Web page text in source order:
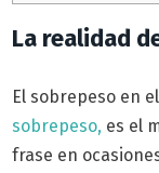
La realidad
El sobrepeso en
sobrepeso, es el
frase en